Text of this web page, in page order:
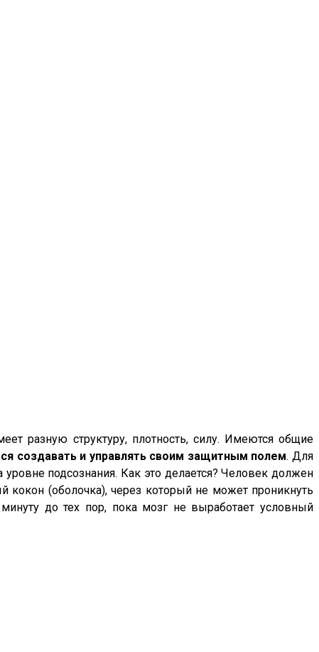
разную структуру, плотность, силу. Имеются общие
создавать и управлять своим защитным полем. Для
подсознания. Как это делается? Человек должен
кокон (оболочка), через который не может проникнуть
до тех пор, пока мозг не выработает условный